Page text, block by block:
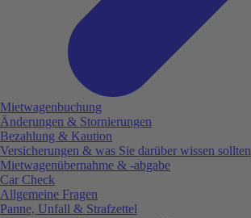
Mietwagenbuchung
Änderungen & Stornierungen
Bezahlung & Kaution
Versicherungen & was Sie darüber wissen sollten
Mietwagenübernahme & -abgabe
Car Check
Allgemeine Fragen
Panne, Unfall & Strafzettel